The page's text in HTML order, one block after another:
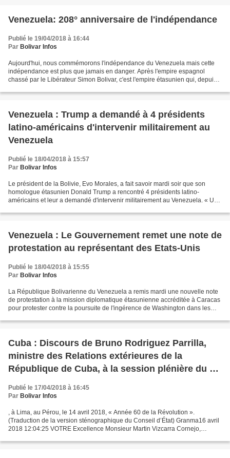
Venezuela: 208° anniversaire de l'indépendance
Publié le 19/04/2018 à 16:44
Par Bolivar Infos
Aujourd'hui, nous commémorons l'indépendance du Venezuela mais cette
indépendance est plus que jamais en danger. Après l'empire espagnol
chassé par le Libérateur Simon Bolivar, c'est l'empire étasunien qui, depuis
Venezuela : Trump a demandé à 4 présidents
latino-américains d'intervenir militairement au
Venezuela
Publié le 18/04/2018 à 15:57
Par Bolivar Infos
Le président de la Bolivie, Evo Morales, a fait savoir mardi soir que son
homologue étasunien Donald Trump a rencontré 4 présidents latino-
américains et leur a demandé d'intervenir militairement au Venezuela. « Un
Venezuela : Le Gouvernement remet une note de
protestation au représentant des Etats-Unis
Publié le 18/04/2018 à 15:55
Par Bolivar Infos
La République Bolivarienne du Venezuela a remis mardi une nouvelle note
de protestation à la mission diplomatique étasunienne accréditée à Caracas
pour protester contre la poursuite de l'ingérence de Washington dans les
Cuba : Discours de Bruno Rodriguez Parrilla,
ministre des Relations extérieures de la
République de Cuba, à la session plénière du 8e
Sommet des Amériques
Publié le 17/04/2018 à 16:45
Par Bolivar Infos
, à Lima, au Pérou, le 14 avril 2018, « Année 60 de la Révolution ».
(Traduction de la version sténographique du Conseil d’État) Granma16 avril
2018 12:04:25 VOTRE Excellence Monsieur Martin Vizcarra Cornejo,